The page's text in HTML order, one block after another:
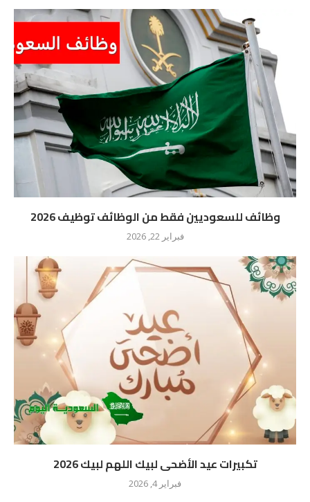
وظائف للسعوديين فقط من الوظائف توظيف 2026
فبراير 22, 2026
تكبيرات عيد الأضحى لبيك اللهم لبيك 2026
فبراير 4, 2026